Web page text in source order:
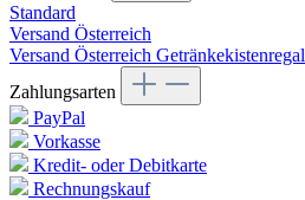
Standard
Versand Österreich
Versand Österreich Getränkekistenregal
Zahlungsarten
PayPal
Vorkasse
Kredit- oder Debitkarte
Rechnungskauf